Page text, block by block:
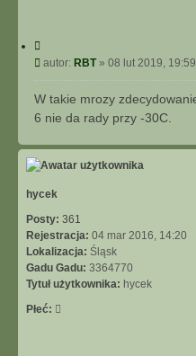
A
A
N
O
W
y
j
P
o
s
autor: RBT» 08 lut 2019, 19:59
W takie mrozy
6 nie da rady przy -30C.
hycek
Posty: 361
Rejestracja: 04 mar 2016, 14:20
Lokalizacja: Śląsk
Gadu Gadu: 3364770
Tytuł użytkownika: hycek
Płeć: